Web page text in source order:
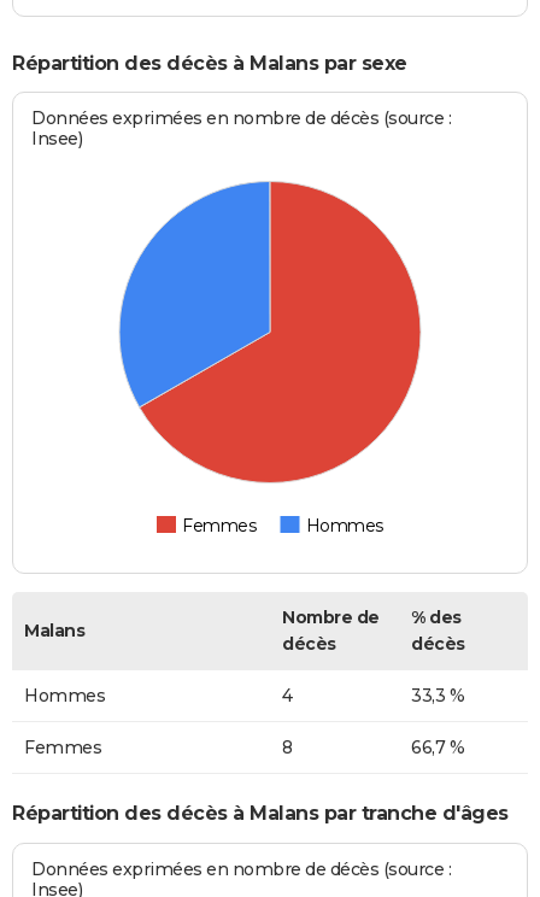
Répartition des décès à Malans par sexe
Données exprimées en nombre de décès (source :
Insee)
Femmes Hommes
Malans
Nombre de
décès
% des
décès
Hommes 4 33,3 %
Femmes 8 66,7 %
Répartition des décès à Malans par tranche d'âges
Données exprimées en nombre de décès (source :
Insee)